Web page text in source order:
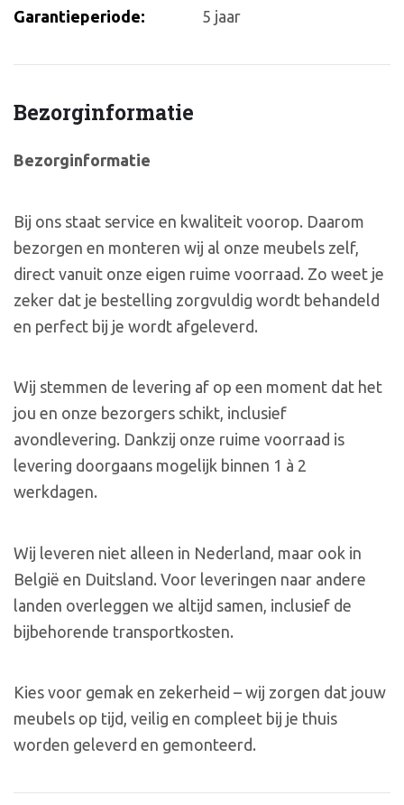
Garantieperiode:
5 jaar
Bezorginformatie
Bezorginformatie
Bij ons staat service en kwaliteit voorop. Daarom
bezorgen en monteren wij al onze meubels zelf,
direct vanuit onze eigen ruime voorraad. Zo weet je
zeker dat je bestelling zorgvuldig wordt behandeld
en perfect bij je wordt afgeleverd.
Wij stemmen de levering af op een moment dat het
jou en onze bezorgers schikt, inclusief
avondlevering. Dankzij onze ruime voorraad is
levering doorgaans mogelijk binnen 1 à 2
werkdagen.
Wij leveren niet alleen in Nederland, maar ook in
België en Duitsland. Voor leveringen naar andere
landen overleggen we altijd samen, inclusief de
bijbehorende transportkosten.
Kies voor gemak en zekerheid – wij zorgen dat jouw
meubels op tijd, veilig en compleet bij je thuis
worden geleverd en gemonteerd.